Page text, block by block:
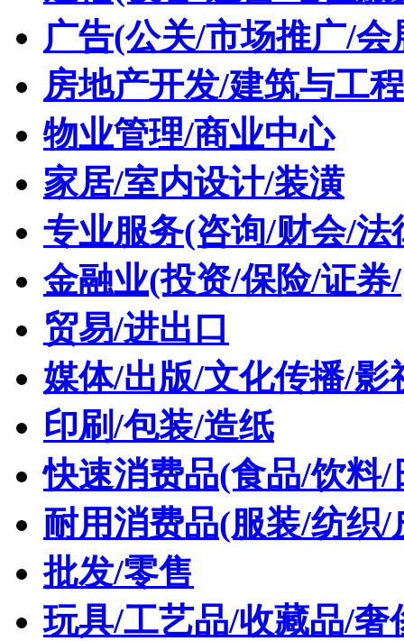
广告(公关/市场推广/会
房地产开发/建筑与工程
物业管理/商业中心
家居/室内设计/装潢
专业服务(咨询/财会/法
金融业(投资/保险/证券/
贸易/进出口
媒体/出版/文化传播/影
印刷/包装/造纸
快速消费品(食品/饮料/
耐用消费品(服装/纺织/
批发/零售
玩具/工艺品/收藏品/奢